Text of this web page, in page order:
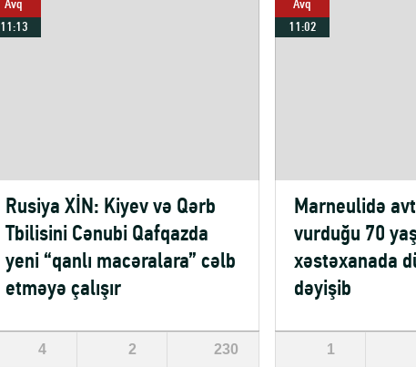
Avq
11:13
Rusiya XİN: Kiyev və Qərb
Tbilisini Cənubi Qafqazda
yeni “qanlı macəralara” cəlb
etməyə çalışır
4 2 230
Avq
11:02
Marneulidə
vurduğu 70
xəstəxanada
dəyişib
1